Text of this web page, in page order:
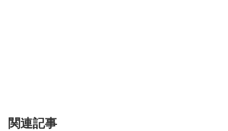
関連記事